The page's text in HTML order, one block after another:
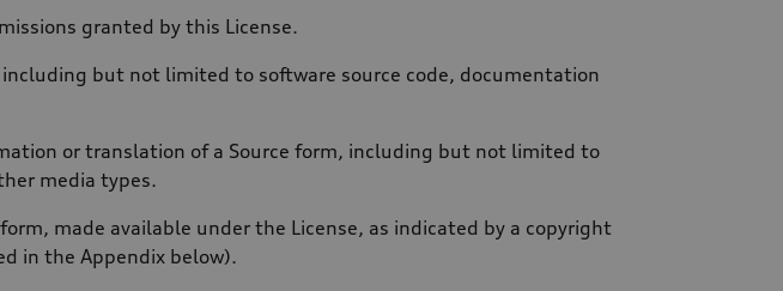
granted by this License.
but not limited to software source code, documentation
or translation of a Source form, including but not limited to
media types.
made available under the License, as indicated by a copyright
in the Appendix below).